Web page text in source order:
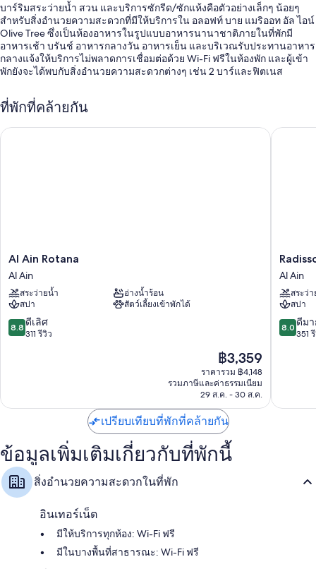
บาร์ริมสระว่ายน้ำ สวน และบริการซักรีด/ซักแห้งคือตัวอย่างเล็กๆ น้อยๆ
สำหรับสิ่งอำนวยความสะดวกที่มีให้บริการใน อลอฟท์ บาย แมริออท อัล ไอน์
Olive Tree ซึ่งเป็นห้องอาหารในรูปแบบอาหารนานาชาติภายในที่พักมี
อาหารเช้า บรันช์ อาหารกลางวัน อาหารเย็น และบริเวณรับประทานอาหาร
กลางแจ้งให้บริการไม่พลาดการเชื่อมต่อด้วย Wi-Fi ฟรีในห้องพัก และผู้เข้า
พักยังจะได้พบกับสิ่งอำนวยความสะดวกต่างๆ เช่น 2 บาร์และฟิตเนส
สระว่ายน้ำกลางแจ้งพร้อมด้วยคาบาน่า, เก้าอี้อาบแดด และร่มริมสระ
ว่ายน้ำ
และเครื่องปรับอากาศ รวมถึงสิ่งอำนวยความสะดวกอย่าง บริการ Wi-Fi ฟรี
และตู้นิรภัย
สิ่งอำนวยความสะดวกเพิ่มเติมภายในห้องพักได้แก่
การรีไซเคิลและหลอดไฟแอลอีดี
โถสุขภัณฑ์แบบบิเดต์, ของใช้ในห้องน้ำฟรี และไดร์เป่าผม
เปล/เตียงเด็กอ่อนฟรี, บริการทำความสะอาดทุกวัน และโต๊ะทำงาน
ที่พักที่คล้ายกัน
Al
Ain
Rotana
Al
Ain
Al Ain Rotana
Al Ain
สระว่ายน้ำ
อ่างน้ำร้อน
สปา
สัตว์เลี้ยงเข้าพักได้
8.8
จาก
8.8 ดีเลิศ
311 รีวิว
ราคา
ปัจจุบัน
คือ
฿3,359
฿3,359
ราคารวม ฿4,148
รวมภาษีและค่าธรรมเนียม
29 ส.ค. - 30 ส.ค.
Al Ain Rotana
Blu
Hotel
&
Resort,
Al
Ain
Al Ain
สระว่
สปา
8.0
จาก
8.0 ดีม
351
เปรียบเทียบที่พักที่คล้ายกัน
ข้อมูลเพิ่มเติมเกี่ยวกับที่พักนี้
สิ่งอำนวยความสะดวกในที่พัก
อินเทอร์เน็ต
มีให้บริการทุกห้อง: Wi-Fi ฟรี
มีในบางพื้นที่สาธารณะ: Wi-Fi ฟรี